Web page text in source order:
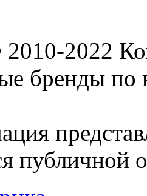
2022
бренды по
публичной